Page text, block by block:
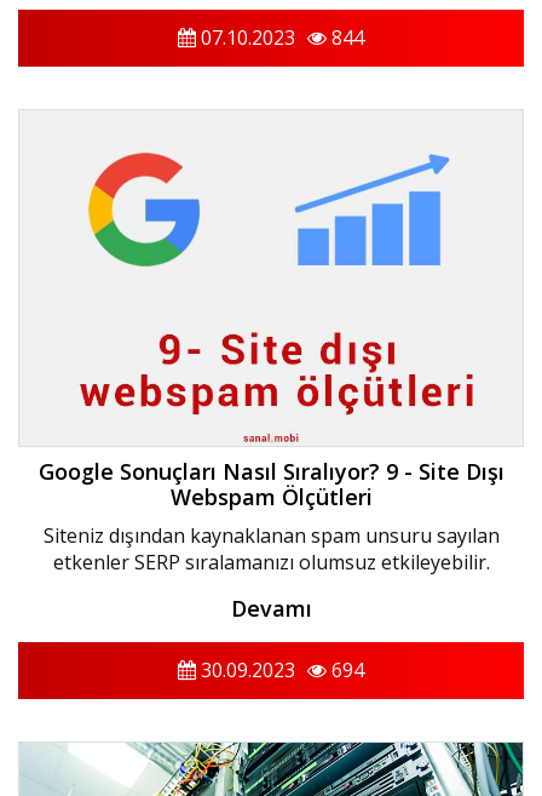
07.10.2023 844
Google Sonuçları Nasıl Sıralıyor? 9 - Site Dışı
Webspam Ölçütleri
Siteniz dışından kaynaklanan spam unsuru sayılan
etkenler SERP sıralamanızı olumsuz etkileyebilir.
Devamı
30.09.2023 694